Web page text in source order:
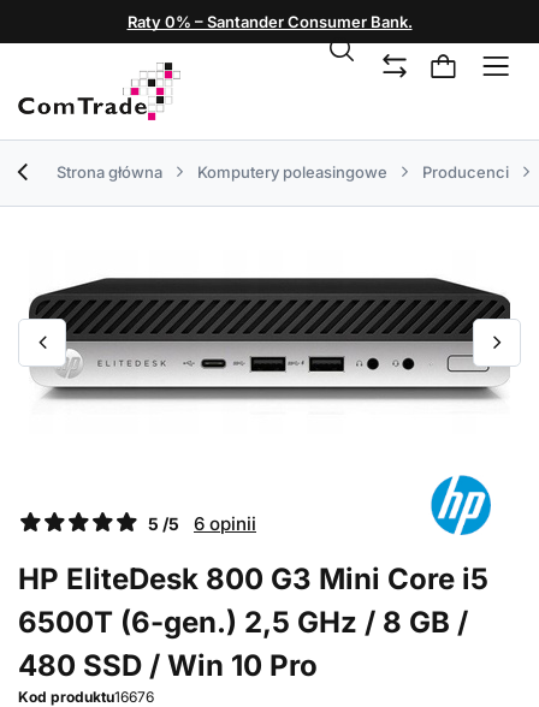
Raty 0% – Santander Consumer Bank.
Strona główna Komputery poleasingowe Producenci
5 /5 6 opinii
HP EliteDesk 800 G3 Mini Core i5
6500T (6-gen.) 2,5 GHz / 8 GB /
480 SSD / Win 10 Pro
Kod produktu16676